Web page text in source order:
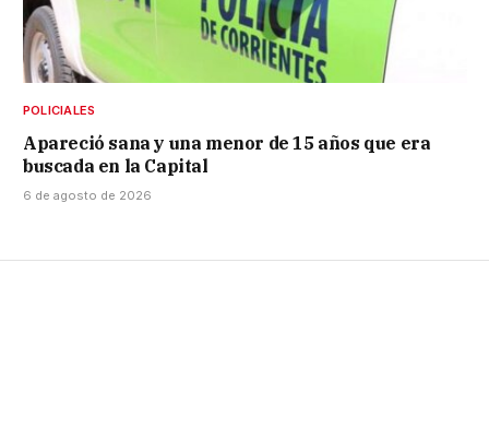
POLICIALES
Apareció sana y una menor de 15 años que era
buscada en la Capital
6 de agosto de 2026